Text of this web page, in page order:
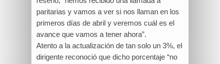
paritarias y vamos a ver si nos llaman en los
primeros días de abril y veremos cuál es el
avance que vamos a tener ahora”.
Atento a la actualización de tan solo un 3%, el
dirigente reconoció que dicho porcentaje “no